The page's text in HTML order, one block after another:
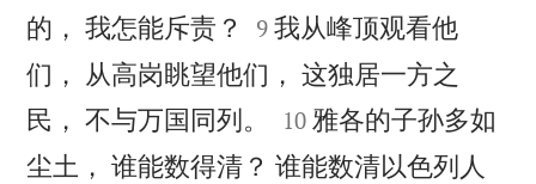
的， 我怎能斥责？


9 我从峰顶观看他
们， 从高岗眺望他们， 这独居一方之
民， 不与万国同列。


10 雅各的子孙多如
尘土， 谁能数得清？ 谁能数清以色列人